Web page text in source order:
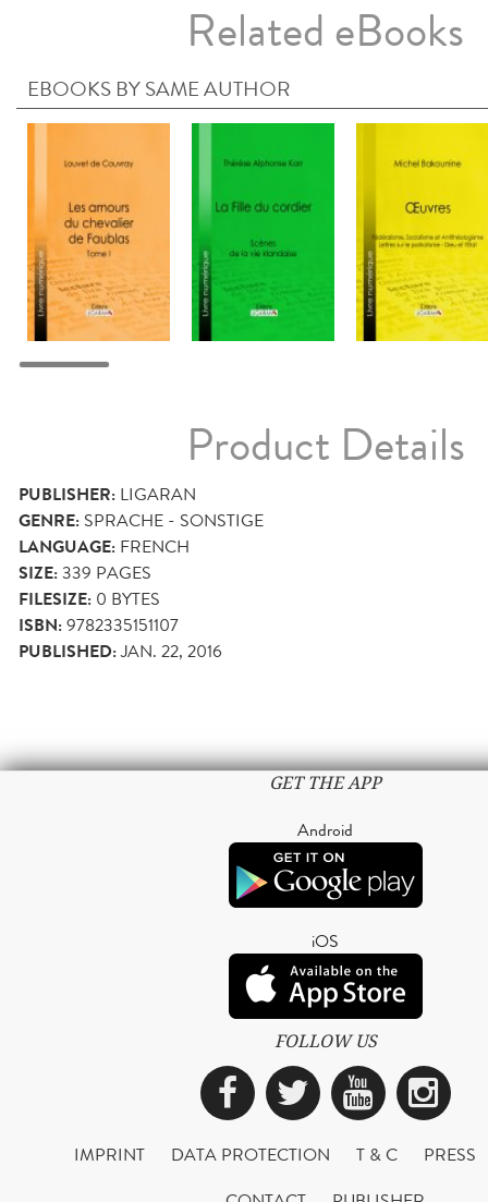
Related eBooks
EBOOKS BY SAME AUTHOR
Product Details
PUBLISHER: LIGARAN
GENRE: SPRACHE - SONSTIGE
LANGUAGE: FRENCH
SIZE:339 PAGES
FILESIZE: 0 BYTES
ISBN:9782335151107
PUBLISHED:JAN. 22, 2016
GET THE APP
Android
iOS
FOLLOW US
Facebook
Twitter
IMPRINT DATA PROTECTION T & C
PRESS